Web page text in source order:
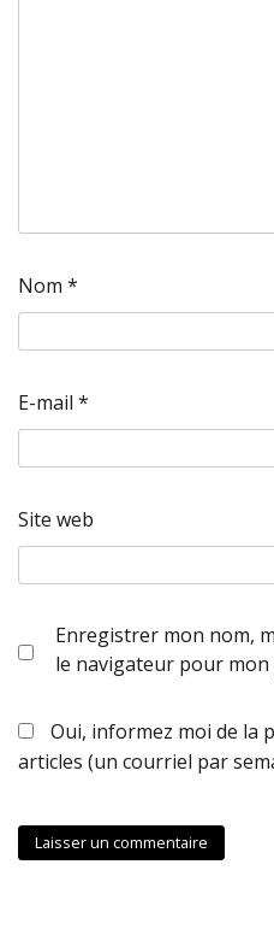
Nom *
E-mail *
Site web
Enregistrer mon nom,
le navigateur pour
Oui, informez moi de la
articles (un courriel par